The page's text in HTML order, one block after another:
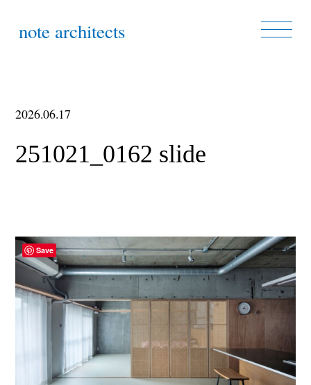
note architects
2026.06.17
251021_0162 slide
Save